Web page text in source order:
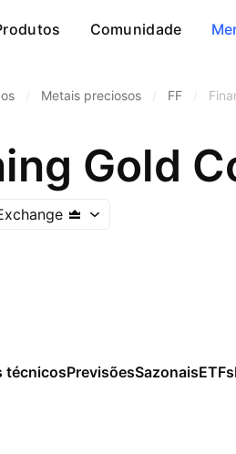
Comunidade
Metais preciosos FF
Gold
técnicosPrevisõesSazonaisETFs